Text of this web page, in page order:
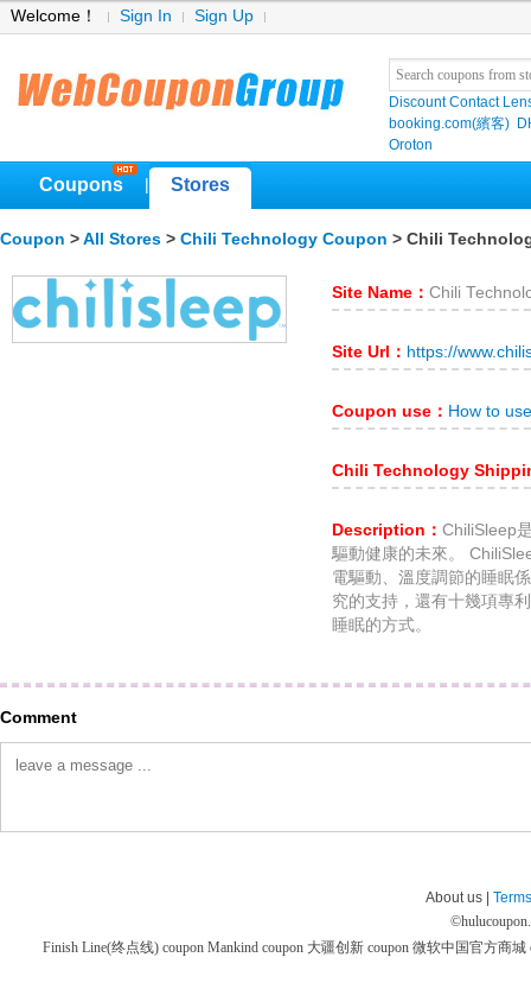
Welcome！ Sign In Sign Up
Discount Contact
booking.com(繽客)
Oroton
Coupons Stores
Coupon > All Stores > Chili Technology Coupon > Chili
Site Name： Chili
Site Url： https://
Coupon use： How to
Chili Technology
Description： ChiliSleep
驅動健康的未來。
電驅動、溫度調節的睡眠
究的支持，還有十幾項專
睡眠的方式。
Comment
About us |
©
Finish Line(终点线) coupon Mankind coupon 大疆创新 coupon 微软中国官方商城